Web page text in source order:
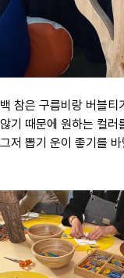
백 참은 구름비랑 버블티
않기 때문에 원하는 컬
그저 뽑기 운이 좋기를